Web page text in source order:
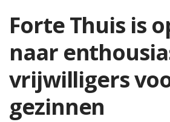
Forte Thuis is
naar
vrijwilligers
gezinnen